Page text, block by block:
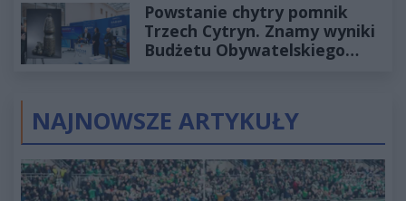
Powstanie chytry pomnik
Trzech Cytryn. Znamy wyniki
Budżetu Obywatelskiego
NAJNOWSZE ARTYKUŁY